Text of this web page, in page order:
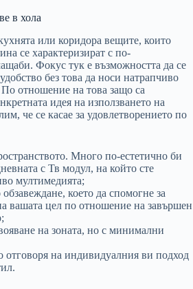
в хола
или коридора вещите, които
се характеризират с по-
Фокус тук е възможността да се
без това да носи натрапчиво
отношение на това защо са
идея на използването на
че се касае за удовлетворението по
Много по-естетично би
с Тв модул, на който сте
мултимедията;
което да спомогне за
вашата цел по отношение на завършен
на зоната, но с минимални
отговоря на индивидуалния ви подход